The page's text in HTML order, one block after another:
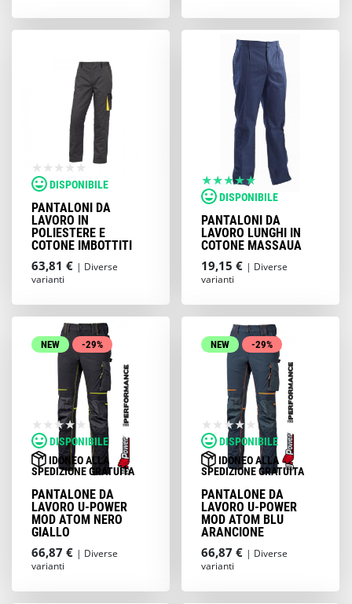
DISPONIBILE
PANTALONI DA
LAVORO IN
POLIESTERE E
COTONE IMBOTTITI
63,81 € | Diverse
varianti
DISPONIBILE
PANTALONI DA
LAVORO LUNGHI IN
COTONE MASSAUA
19,15 € | Diverse
varianti
NEW -29%
DISPONIBILE
IDONEO ALLA
SPEDIZIONE GRATUITA
PANTALONE DA
LAVORO U-POWER
MOD ATOM NERO
GIALLO
66,87 € | Diverse
varianti
NEW -29%
DISPONIBILE
IDONEO ALLA
SPEDIZIONE GRATUITA
PANTALONE DA
LAVORO U-POWER
MOD ATOM BLU
ARANCIONE
66,87 € | Diverse
varianti